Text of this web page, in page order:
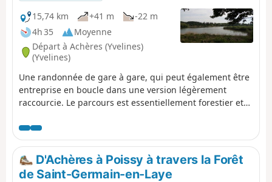
15,74 km
+41 m
-22 m
4h 35
Moyenne
Départ à Achères (Yvelines)
(Yvelines)
Une randonnée de gare à gare, qui peut également être
entreprise en boucle dans une version légèrement
raccourcie. Le parcours est essentiellement forestier et
courus dans les sous-bois. L'Étang du Corra, qui est un
site protégé, offre un intermède avec de beaux points de
vue et la possibilité d'observer de nombreux oiseaux.
D'Achères à Poissy à travers la Forêt
de Saint-Germain-en-Laye